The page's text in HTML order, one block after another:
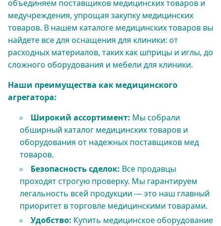
объединяем поставщиков медицинских товаров и
медучреждения, упрощая закупку медицинских
товаров. В нашем каталоге медицинских товаров вы
найдете все для оснащения для клиники: от
расходных материалов, таких как шприцы и иглы, до
сложного оборудования и мебели для клиники.
Наши преимущества как медицинского
агрегатора:
Широкий ассортимент: Мы собрали
обширный каталог медицинских товаров и
оборудования от надежных поставщиков мед
товаров.
Безопасность сделок: Все продавцы
проходят строгую проверку. Мы гарантируем
легальность всей продукции — это наш главный
приоритет в торговле медицинскими товарами.
Удобство: Купить медицинское оборудование